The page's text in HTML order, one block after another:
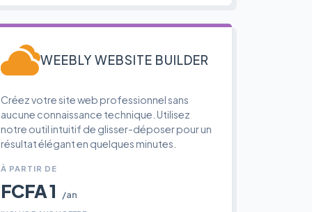
WEEBLY WEBSITE BUILDER
Créez votre site web professionnel sans
aucune connaissance technique. Utilisez
notre outil intuitif de glisser-déposer pour un
résultat élégant en quelques minutes.
À PARTIR DE
FCFA 1 /an